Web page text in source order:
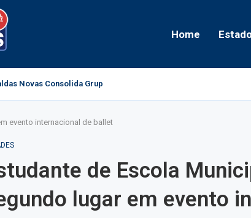
Home
Novas Consolida Grupo Político e Aponta Caminhos...
evento internacional de ballet
de Escola
lugar em evento